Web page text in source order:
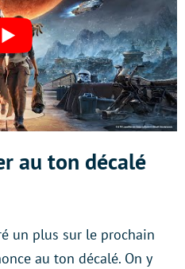
au ton décalé
un plus sur le prochain
au ton décalé. On y